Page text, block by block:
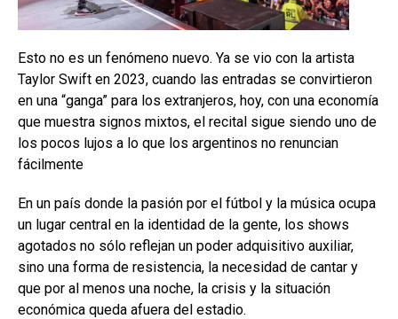
Esto no es un fenómeno nuevo. Ya se vio con la artista
Taylor Swift en 2023, cuando las entradas se convirtieron
en una “ganga” para los extranjeros, hoy, con una economía
que muestra signos mixtos, el recital sigue siendo uno de
los pocos lujos a lo que los argentinos no renuncian
fácilmente
En un país donde la pasión por el fútbol y la música ocupa
un lugar central en la identidad de la gente, los shows
agotados no sólo reflejan un poder adquisitivo auxiliar,
sino una forma de resistencia, la necesidad de cantar y
que por al menos una noche, la crisis y la situación
económica queda afuera del estadio.